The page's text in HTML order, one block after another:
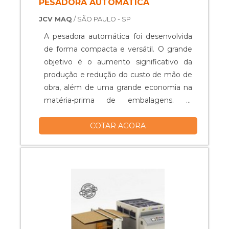
PESADORA AUTOMÁTICA
JCV MAQ / SÃO PAULO - SP
A pesadora automática foi desenvolvida
de forma compacta e versátil. O grande
objetivo é o aumento significativo da
produção e redução do custo de mão de
obra, além de uma grande economia na
matéria-prima de embalagens. O
eletrônico por IMH de 7 touch screen,
independentes, sensor foto célula para
impressora a laser, ....
COTAR AGORA